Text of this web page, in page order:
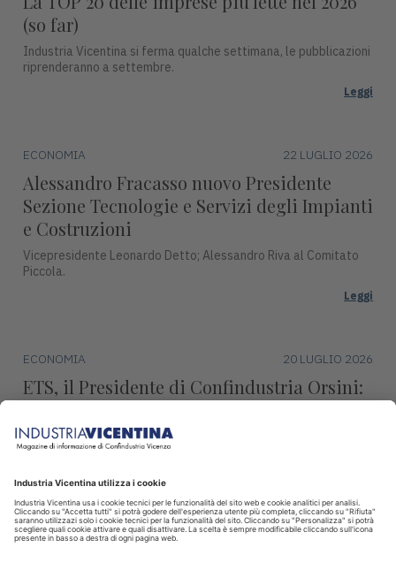
(so far)
Industria Vicentina si ferma qualche settimana, le pubblicazioni
riprenderanno a settembre.
Leggi
ECONOMIA 22 LUGLIO 2026
Alessandro Fracasso nuovo Presidente
Sezione Tecnologie e Servizi degli Impianti
e Costruzioni
Vicepresidente Leonardo Detto; Alessandro Riva al Comitato
Piccola.
Leggi
ECONOMIA 20 LUGLIO 2026
ETS, il Presidente di Confindustria Orsini:
europea"
l’occupazione e la sovranità europea.
Leggi